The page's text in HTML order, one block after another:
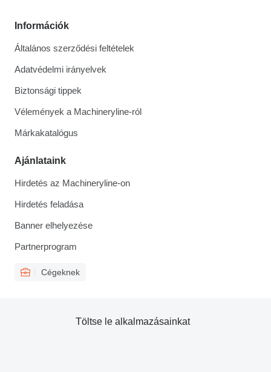
Információk
Általános szerződési feltételek
Adatvédelmi irányelvek
Biztonsági tippek
Vélemények a Machineryline-ról
Márkakatalógus
Ajánlataink
Hirdetés az Machineryline-on
Hirdetés feladása
Banner elhelyezése
Partnerprogram
Cégeknek
Töltse le alkalmazásainkat